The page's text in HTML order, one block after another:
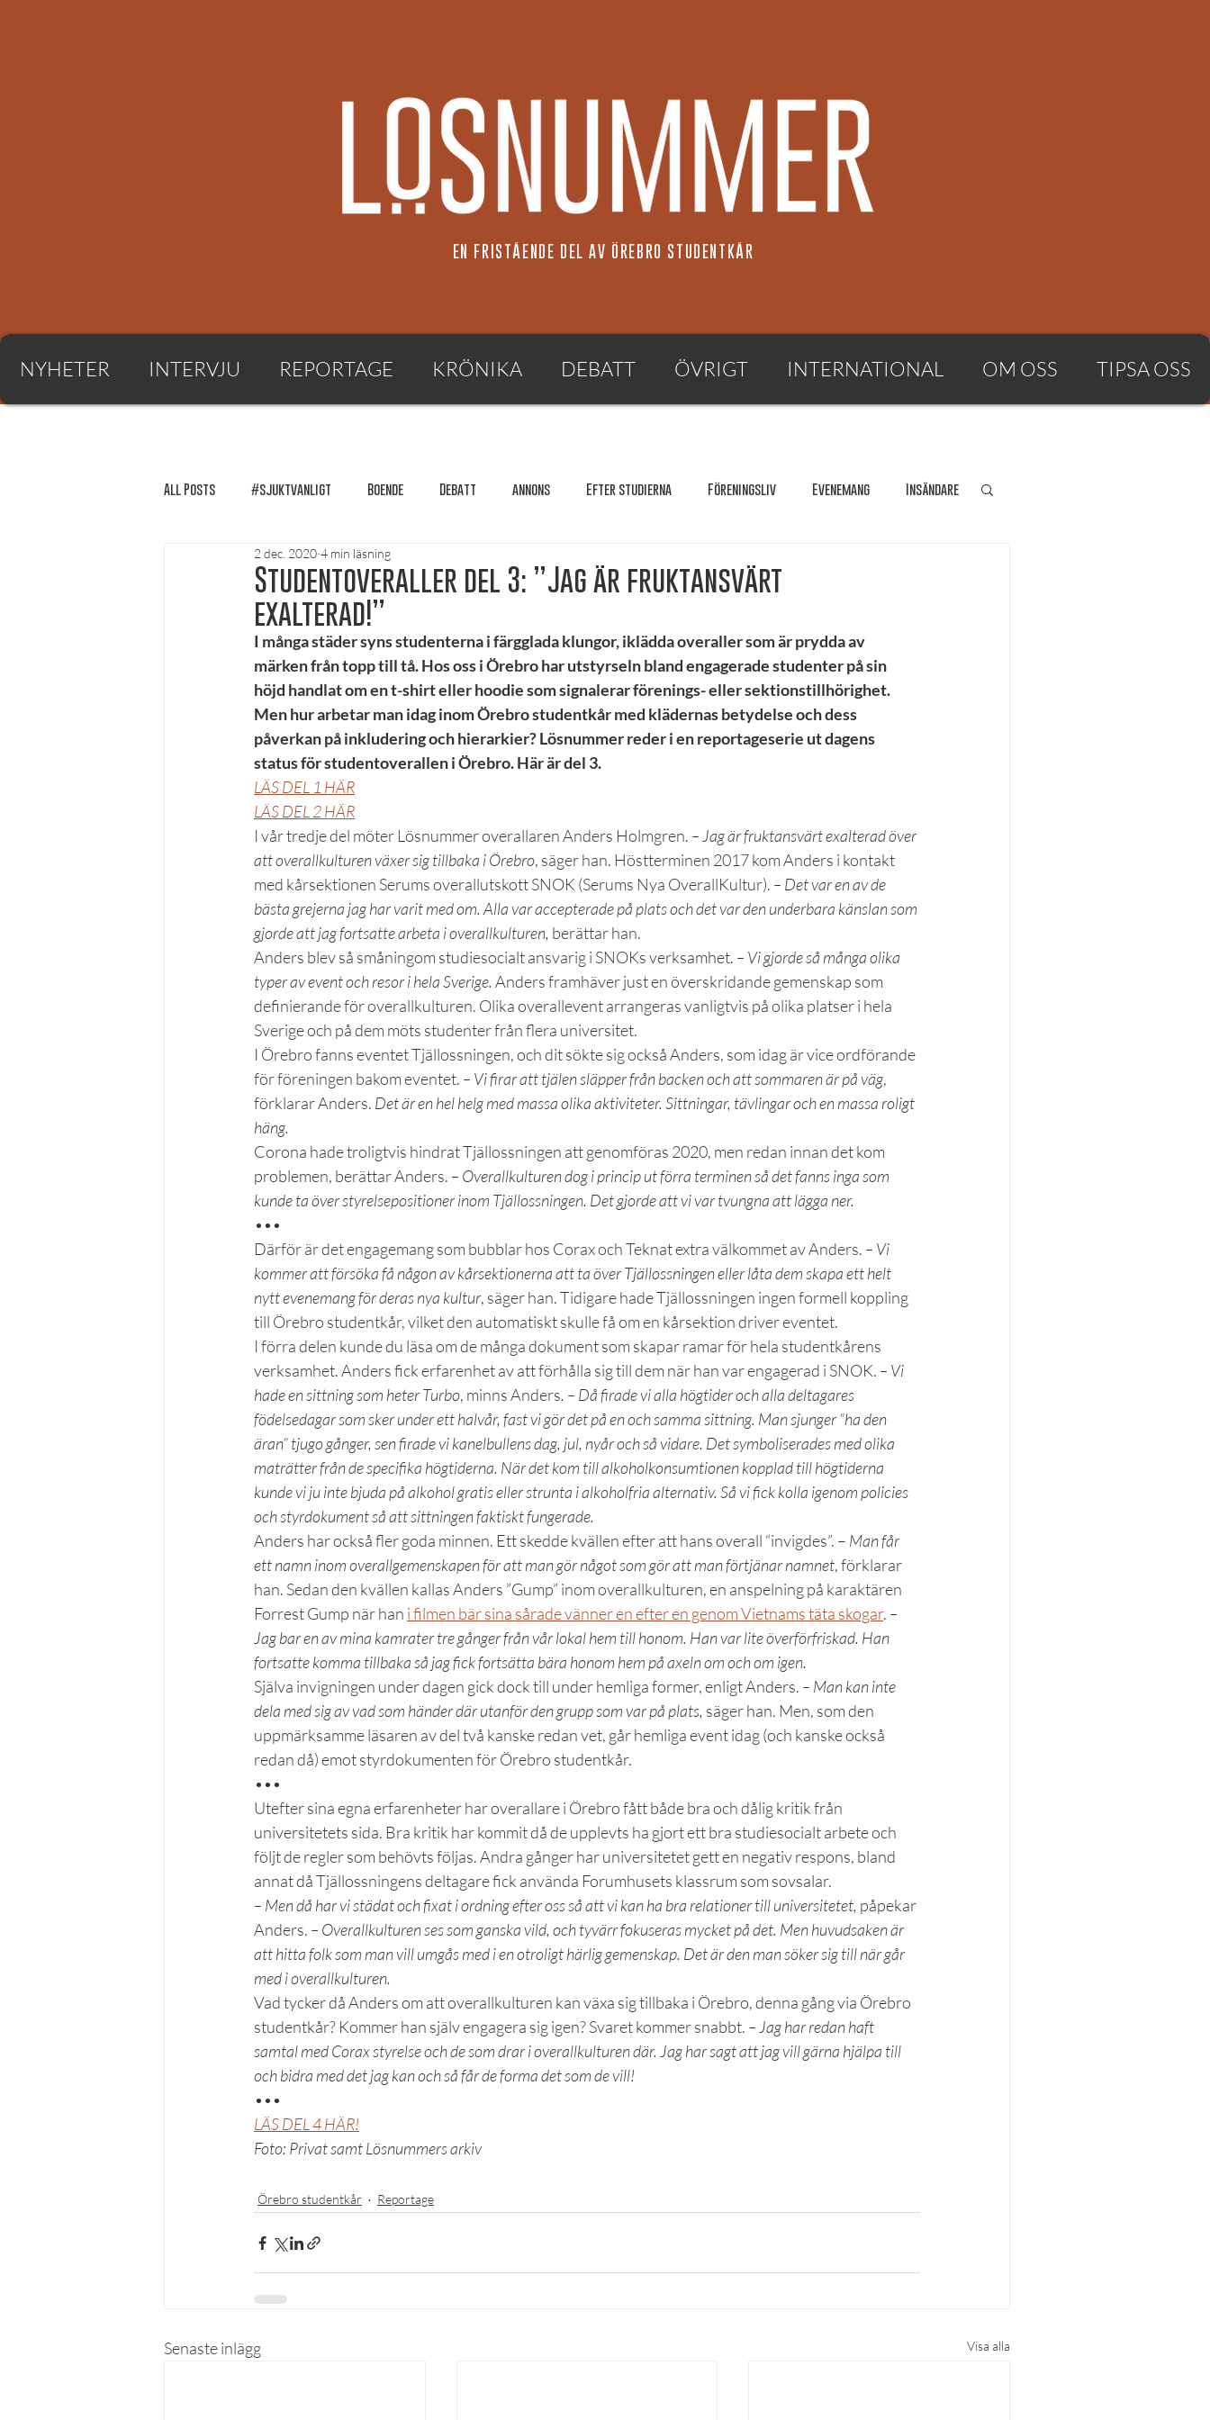
EN FRISTÅENDE DEL AV ÖREBRO STUDENTKÅR
NYHETER INTERVJU REPORTAGE KRÖNIKA DEBATT ÖVRIGT INTERNATIONAL OM OSS TIPSA OSS
All Posts #sjuktvanligt Boende Debatt annons Efter studierna Föreningsliv Evenemang Insändare
FUM-rapport Händer i Örebro
Lösnummer tipsar Lösnummer testar Maxa studierna Mat & hälsa Örebro studentkår Personporträtt
Reportage
Studentens bekännelse
Studentoveraller del 3: ”Jag är fruktansvärt
exalterad!”
2 dec. 2020 4 min läsning
I många städer syns studenterna i färgglada klungor, iklädda overaller som är prydda av
märken från topp till tå. Hos oss i Örebro har utstyrseln bland engagerade studenter på sin
höjd handlat om en t-shirt eller hoodie som signalerar förenings- eller sektionstillhörighet.
Men hur arbetar man idag inom Örebro studentkår med klädernas betydelse och dess
påverkan på inkludering och hierarkier? Lösnummer reder i en reportageserie ut dagens
status för studentoverallen i Örebro. Här är del 3.
LÄS DEL 1 HÄR
LÄS DEL 2 HÄR
I vår tredje del möter Lösnummer overallaren Anders Holmgren. – Jag är fruktansvärt exalterad över
att overallkulturen växer sig tillbaka i Örebro, säger han. Höstterminen 2017 kom Anders i kontakt
med kårsektionen Serums overallutskott SNOK (Serums Nya OverallKultur). – Det var en av de
bästa grejerna jag har varit med om. Alla var accepterade på plats och det var den underbara känslan som
gjorde att jag fortsatte arbeta i overallkulturen, berättar han.
Anders blev så småningom studiesocialt ansvarig i SNOKs verksamhet. – Vi gjorde så många olika
typer av event och resor i hela Sverige. Anders framhäver just en överskridande gemenskap som
definierande för overallkulturen. Olika overallevent arrangeras vanligtvis på olika platser i hela
Sverige och på dem möts studenter från flera universitet.
I Örebro fanns eventet Tjällossningen, och dit sökte sig också Anders, som idag är vice ordförande
för föreningen bakom eventet. – Vi firar att tjälen släpper från backen och att sommaren är på väg,
förklarar Anders. Det är en hel helg med massa olika aktiviteter. Sittningar, tävlingar och en massa roligt
häng.
Corona hade troligtvis hindrat Tjällossningen att genomföras 2020, men redan innan det kom
problemen, berättar Anders. – Overallkulturen dog i princip ut förra terminen så det fanns inga som
kunde ta över styrelsepositioner inom Tjällossningen. Det gjorde att vi var tvungna att lägga ner.
•••
Därför är det engagemang som bubblar hos Corax och Teknat extra välkommet av Anders. – Vi
kommer att försöka få någon av kårsektionerna att ta över Tjällossningen eller låta dem skapa ett helt
nytt evenemang för deras nya kultur, säger han. Tidigare hade Tjällossningen ingen formell koppling
till Örebro studentkår, vilket den automatiskt skulle få om en kårsektion driver eventet.
I förra delen kunde du läsa om de många dokument som skapar ramar för hela studentkårens
verksamhet. Anders fick erfarenhet av att förhålla sig till dem när han var engagerad i SNOK. – Vi
hade en sittning som heter Turbo, minns Anders. – Då firade vi alla högtider och alla deltagares
födelsedagar som sker under ett halvår, fast vi gör det på en och samma sittning. Man sjunger ”ha den
äran” tjugo gånger, sen firade vi kanelbullens dag, jul, nyår och så vidare. Det symboliserades med olika
maträtter från de specifika högtiderna. När det kom till alkoholkonsumtionen kopplad till högtiderna
kunde vi ju inte bjuda på alkohol gratis eller strunta i alkoholfria alternativ. Så vi fick kolla igenom policies
och styrdokument så att sittningen faktiskt fungerade.
Anders har också fler goda minnen. Ett skedde kvällen efter att hans overall “invigdes”. – Man får
ett namn inom overallgemenskapen för att man gör något som gör att man förtjänar namnet, förklarar
han. Sedan den kvällen kallas Anders ”Gump” inom overallkulturen, en anspelning på karaktären
Forrest Gump när han i filmen bär sina sårade vänner en efter en genom Vietnams täta skogar. –
Jag bar en av mina kamrater tre gånger från vår lokal hem till honom. Han var lite överförfriskad. Han
fortsatte komma tillbaka så jag fick fortsätta bära honom hem på axeln om och om igen.
Själva invigningen under dagen gick dock till under hemliga former, enligt Anders. – Man kan inte
dela med sig av vad som händer där utanför den grupp som var på plats, säger han. Men, som den
uppmärksamme läsaren av del två kanske redan vet, går hemliga event idag (och kanske också
redan då) emot styrdokumenten för Örebro studentkår.
•••
Utefter sina egna erfarenheter har overallare i Örebro fått både bra och dålig kritik från
universitetets sida. Bra kritik har kommit då de upplevts ha gjort ett bra studiesocialt arbete och
följt de regler som behövts följas. Andra gånger har universitetet gett en negativ respons, bland
annat då Tjällossningens deltagare fick använda Forumhusets klassrum som sovsalar.
– Men då har vi städat och fixat i ordning efter oss så att vi kan ha bra relationer till universitetet, påpekar
Anders. – Overallkulturen ses som ganska vild, och tyvärr fokuseras mycket på det. Men huvudsaken är
att hitta folk som man vill umgås med i en otroligt härlig gemenskap. Det är den man söker sig till när går
med i overallkulturen.
Vad tycker då Anders om att overallkulturen kan växa sig tillbaka i Örebro, denna gång via Örebro
studentkår? Kommer han själv engagera sig igen? Svaret kommer snabbt. – Jag har redan haft
samtal med Corax styrelse och de som drar i overallkulturen där. Jag har sagt att jag vill gärna hjälpa till
och bidra med det jag kan och så får de forma det som de vill!
•••
LÄS DEL 4 HÄR!
Foto: Privat samt Lösnummers arkiv
Örebro studentkår Reportage
Senaste inlägg Visa alla